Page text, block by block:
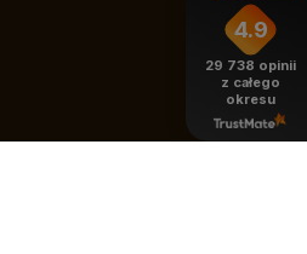
4.9
29 738 opinii
z całego
okresu